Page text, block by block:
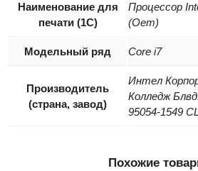
Наименование для
печати (1С)
Процессор
(Oem)
Модельный ряд Core i7
Производитель
(страна, завод)
Интел
Колледж
95054-1549
Похожие